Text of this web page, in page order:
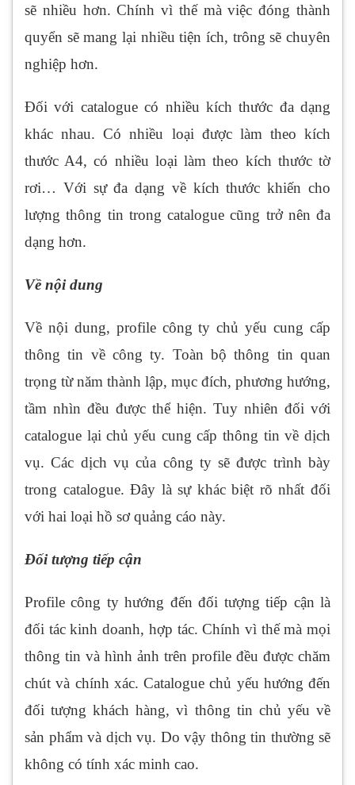
sẽ nhiều hơn. Chính vì thế mà việc đóng thành
quyển sẽ mang lại nhiều tiện ích, trông sẽ chuyên
nghiệp hơn.
Đối với catalogue có nhiều kích thước đa dạng
khác nhau. Có nhiều loại được làm theo kích
thước A4, có nhiều loại làm theo kích thước tờ
rơi… Với sự đa dạng về kích thước khiến cho
lượng thông tin trong catalogue cũng trở nên đa
dạng hơn.
Về nội dung
Về nội dung, profile công ty chủ yếu cung cấp
thông tin về công ty. Toàn bộ thông tin quan
trọng từ năm thành lập, mục đích, phương hướng,
tầm nhìn đều được thể hiện. Tuy nhiên đối với
catalogue lại chủ yếu cung cấp thông tin về dịch
vụ. Các dịch vụ của công ty sẽ được trình bày
trong catalogue. Đây là sự khác biệt rõ nhất đối
với hai loại hồ sơ quảng cáo này.
Đối tượng tiếp cận
Profile công ty hướng đến đối tượng tiếp cận là
đối tác kinh doanh, hợp tác. Chính vì thế mà mọi
thông tin và hình ảnh trên profile đều được chăm
chút và chính xác. Catalogue chủ yếu hướng đến
đối tượng khách hàng, vì thông tin chủ yếu về
sản phẩm và dịch vụ. Do vậy thông tin thường sẽ
không có tính xác minh cao.